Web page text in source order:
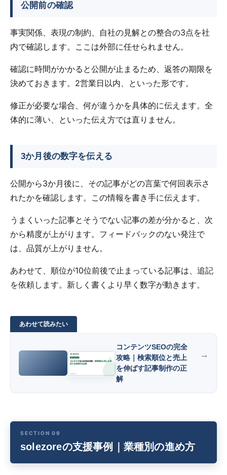
公開前の確認
事実関係、表現の制約、自社の見解との整合の3点を社
内で確認します。ここは外部に任せられません。
確認に時間がかかると公開が止まるため、返答の期限を
決めておきます。2営業日以内、といった形です。
修正が必要な場合、何が違うかを具体的に伝えます。全
体的に薄い、といった伝え方では直りません。
3か月後の数字を伝える
公開から3か月後に、その記事がどの言葉で何回表示さ
れたかを確認します。この情報を書き手に伝えます。
うまくいった記事とそうでない記事の差が分かると、次
から精度が上がります。フィードバックのない発注で
は、品質が上がりません。
あわせて、順位が10位前後で止まっている記事は、追記
を依頼します。新しく書くより早く数字が動きます。
コンテンツSEOの完全
攻略｜検索順位と売上
を伸ばす記事制作の正
解
solezoreの支援事例｜業種別の進め方